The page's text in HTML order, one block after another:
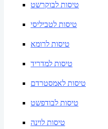
טיסות לבוקרשט
טיסות לטביליסי
טיסות לרומא
טיסות למדריד
טיסות לאמסטרדם
טיסות לבודפשט
טיסות לוינה